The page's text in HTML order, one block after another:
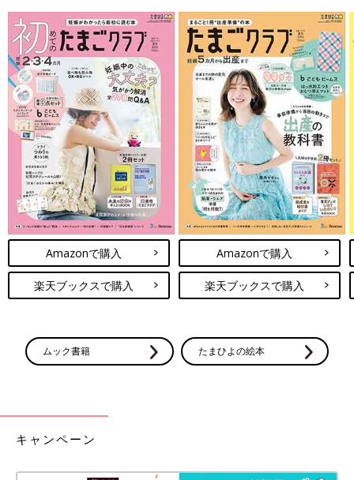
Amazonで購入
楽天ブックスで購入
Amazonで購入
楽天ブックスで購入
ムック書籍 たまひよの絵本
キャンペーン